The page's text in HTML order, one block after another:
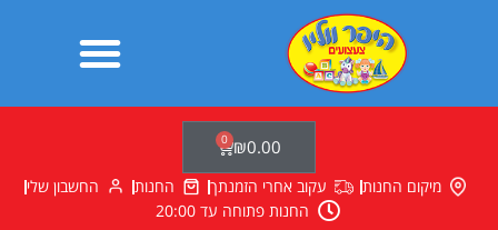
₪0.00
0
עגלת
קניות
מיקום החנות עקוב אחרי הזמנתך החנות
החשבון שלי
החנות פתוחה עד 20:00